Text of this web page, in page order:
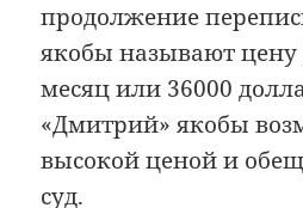
продолжение
якобы называют цену
месяц или 36000
«Дмитрий» якобы
высокой ценой и
суд.